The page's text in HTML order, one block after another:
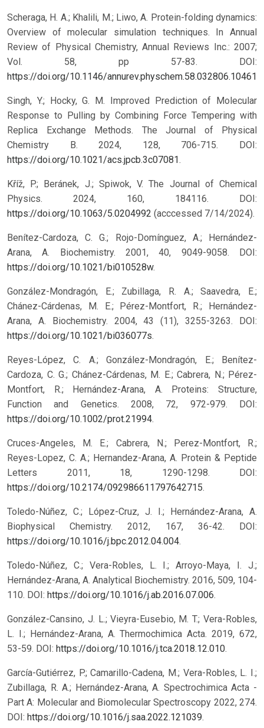
Scheraga, H. A.; Khalili, M.; Liwo, A. Protein-folding dynamics:
Overview of molecular simulation techniques. In Annual
Review of Physical Chemistry, Annual Reviews Inc.: 2007;
Vol. 58, pp 57-83. DOI:
https://doi.org/10.1146/annurev.physchem.58.032806.104614
Singh, Y.; Hocky, G. M. Improved Prediction of Molecular
Response to Pulling by Combining Force Tempering with
Replica Exchange Methods. The Journal of Physical
Chemistry B. 2024, 128, 706-715. DOI:
https://doi.org/10.1021/acs.jpcb.3c07081.
Kříž, P.; Beránek, J.; Spiwok, V. The Journal of Chemical
Physics. 2024, 160, 184116. DOI:
https://doi.org/10.1063/5.0204992 (acccessed 7/14/2024).
Benítez-Cardoza, C. G.; Rojo-Domínguez, A.; Hernández-
Arana, A. Biochemistry. 2001, 40, 9049-9058. DOI:
https://doi.org/10.1021/bi010528w.
González-Mondragón, E.; Zubillaga, R. A.; Saavedra, E.;
Chánez-Cárdenas, M. E.; Pérez-Montfort, R.; Hernández-
Arana, A. Biochemistry. 2004, 43 (11), 3255-3263. DOI:
https://doi.org/10.1021/bi036077s.
Reyes-López, C. A.; González-Mondragón, E.; Benítez-
Cardoza, C. G.; Chánez-Cárdenas, M. E.; Cabrera, N.; Pérez-
Montfort, R.; Hernández-Arana, A. Proteins: Structure,
Function and Genetics. 2008, 72, 972-979. DOI:
https://doi.org/10.1002/prot.21994.
Cruces-Angeles, M. E.; Cabrera, N.; Perez-Montfort, R.;
Reyes-Lopez, C. A.; Hernandez-Arana, A. Protein & Peptide
Letters 2011, 18, 1290-1298. DOI:
https://doi.org/10.2174/092986611797642715.
Toledo-Núñez, C.; López-Cruz, J. I.; Hernández-Arana, A.
Biophysical Chemistry. 2012, 167, 36-42. DOI:
https://doi.org/10.1016/j.bpc.2012.04.004.
Toledo-Núñez, C.; Vera-Robles, L. I.; Arroyo-Maya, I. J.;
Hernández-Arana, A. Analytical Biochemistry. 2016, 509, 104-
110. DOI: https://doi.org/10.1016/j.ab.2016.07.006.
González-Cansino, J. L.; Vieyra-Eusebio, M. T.; Vera-Robles,
L. I.; Hernández-Arana, A. Thermochimica Acta. 2019, 672,
53-59. DOI: https://doi.org/10.1016/j.tca.2018.12.010.
García-Gutiérrez, P.; Camarillo-Cadena, M.; Vera-Robles, L. I.;
Zubillaga, R. A.; Hernández-Arana, A. Spectrochimica Acta -
Part A: Molecular and Biomolecular Spectroscopy 2022, 274.
DOI: https://doi.org/10.1016/j.saa.2022.121039.